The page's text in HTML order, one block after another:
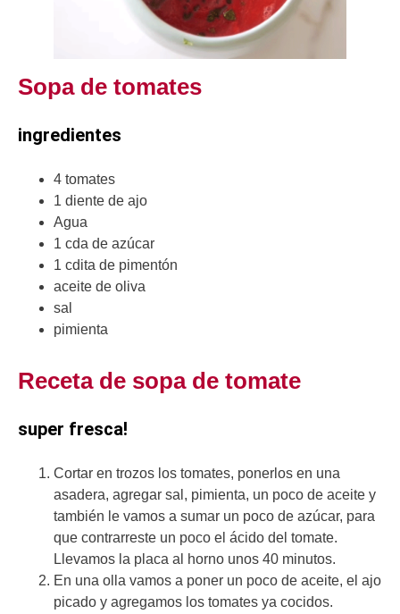
Sopa de tomates
ingredientes
4 tomates
1 diente de ajo
Agua
1 cda de azúcar
1 cdita de pimentón
aceite de oliva
sal
pimienta
Receta de sopa de tomate
super fresca!
Cortar en trozos los tomates, ponerlos en una
asadera, agregar sal, pimienta, un poco de aceite y
también le vamos a sumar un poco de azúcar, para
que contrarreste un poco el ácido del tomate.
Llevamos la placa al horno unos 40 minutos.
En una olla vamos a poner un poco de aceite, el ajo
picado y agregamos los tomates ya cocidos.